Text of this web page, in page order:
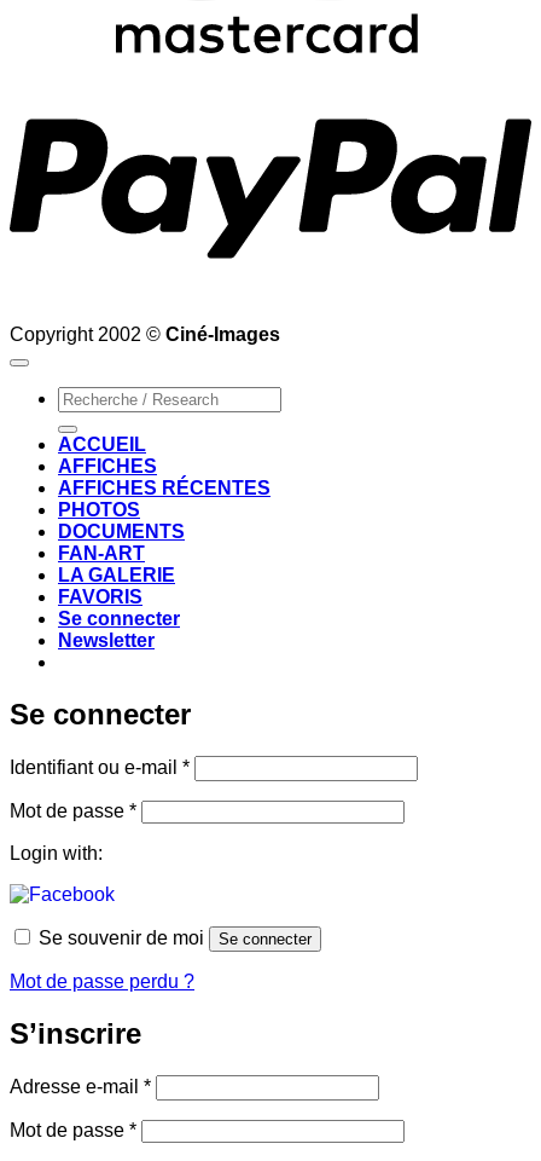
Copyright 2002 © Ciné-Images
Recherche
pour :
ACCUEIL
AFFICHES
AFFICHES RÉCENTES
PHOTOS
DOCUMENTS
FAN-ART
LA GALERIE
FAVORIS
Se connecter
Newsletter
Se connecter
Identifiant ou e-mail *Obligatoire
Mot de passe *Obligatoire
Login with:
Se souvenir de moi Se connecter
Mot de passe perdu ?
S’inscrire
Adresse e-mail *Obligatoire
Mot de passe *Obligatoire